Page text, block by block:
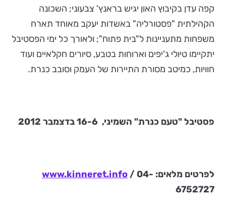
קפה עדן בקיבוץ האון יגיש בראנץ' צבעוני; השכונה
הקהילתית "פסטורליה" באשדות יעקב מאוחד תארח
משפחות מתעניינות ל"בית פתוח"; ולאורך כל ימי הפסטיבל
יתקיימו טיולי ג'יפים וארוחות בטבע, סיורים חקלאיים ועוד
חוויות, כמיטב מסורת התיירות של העמק וסובב כנרת.
פסטיבל "טעם כנרת" השמיני, 16-6 בדצמבר 2012
לפרטים מלאים: www.kinneret.info / 04-
6752727